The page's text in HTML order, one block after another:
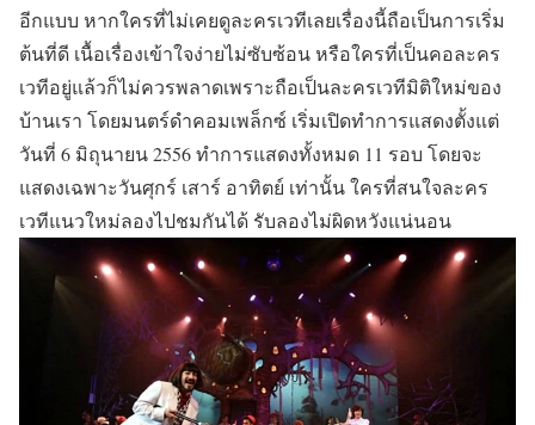
อีกแบบ หากใครที่ไม่เคยดูละครเวทีเลยเรื่องนี้ถือเป็นการเริ่ม
ต้นที่ดี เนื้อเรื่องเข้าใจง่ายไม่ซับซ้อน หรือใครที่เป็นคอละคร
เวทีอยู่แล้วก็ไม่ควรพลาดเพราะถือเป็นละครเวทีมิติใหม่ของ
บ้านเรา โดยมนตร์ดำคอมเพล็กซ์ เริ่มเปิดทำการแสดงตั้งแต่
วันที่ 6 มิถุนายน 2556 ทำการแสดงทั้งหมด 11 รอบ โดยจะ
แสดงเฉพาะวันศุกร์ เสาร์ อาทิตย์ เท่านั้น ใครที่สนใจละคร
เวทีแนวใหม่ลองไปชมกันได้ รับลองไม่ผิดหวังแน่นอน